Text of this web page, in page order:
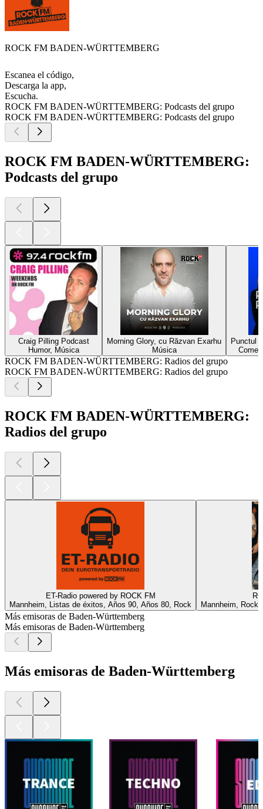
ROCK FM BADEN-WÜRTTEMBERG
Escanea el código,
Descarga la app,
Escucha.
ROCK FM BADEN-WÜRTTEMBERG: Podcasts del grupo
ROCK FM BADEN-WÜRTTEMBERG: Podcasts del grupo
ROCK FM BADEN-WÜRTTEMBERG:
Podcasts del grupo
Craig Pilling Podcast
Humor, Música
Morning Glory, cu Răzvan Exarhu
Música
Punctul
ROCK FM BADEN-WÜRTTEMBERG: Radios del grupo
ROCK FM BADEN-WÜRTTEMBERG: Radios del grupo
ROCK FM BADEN-WÜRTTEMBERG:
Radios del grupo
ET-Radio powered by ROCK FM
Mannheim, Listas de éxitos, Años 90, Años 80, Rock
Mannheim, Rock
Más emisoras de Baden-Württemberg
Más emisoras de Baden-Württemberg
Más emisoras de Baden-Württemberg